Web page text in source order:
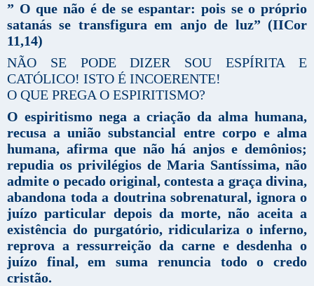
” O que não é de se espantar: pois se o próprio
satanás se transfigura em anjo de luz” (IICor
11,14)
NÃO SE PODE DIZER SOU ESPÍRITA E
CATÓLICO! ISTO É INCOERENTE!
O QUE PREGA O ESPIRITISMO?
O espiritismo nega a criação da alma humana,
recusa a união substancial entre corpo e alma
humana, afirma que não há anjos e demônios;
repudia os privilégios de Maria Santíssima, não
admite o pecado original, contesta a graça divina,
abandona toda a doutrina sobrenatural, ignora o
juízo particular depois da morte, não aceita a
existência do purgatório, ridiculariza o inferno,
reprova a ressurreição da carne e desdenha o
juízo final, em suma renuncia todo o credo
cristão.